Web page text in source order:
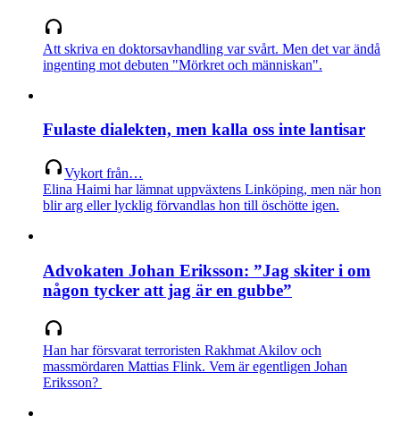
Att skriva en doktors­avhandling var svårt. Men det var ändå
ingenting mot debuten "Mörkret och människan".
Fulaste dialekten, men kalla oss inte lantisar
Vykort från…
Elina Haimi har lämnat uppväxtens Linköping, men när hon
blir arg eller lycklig förvandlas hon till öschötte igen.
Advokaten Johan Eriksson: ”Jag skiter i om
någon tycker att jag är en gubbe”
Han har försvarat terroristen Rakhmat Akilov och
massmördaren Mattias Flink. Vem är egentligen Johan
Eriksson?